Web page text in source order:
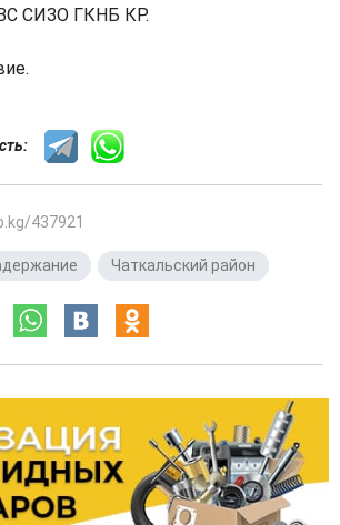
СИЗО ГКНБ КР.
437921
Чаткальский район